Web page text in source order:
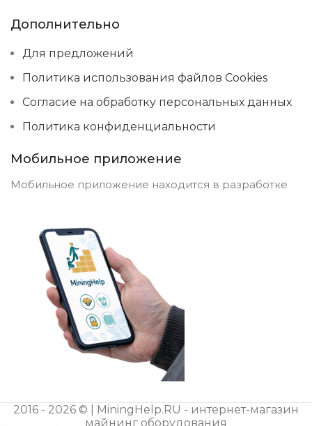
Дополнительно
Для предложений
Политика использования файлов Cookies
Согласие на обработку персональных данных
Политика конфиденциальности
Мобильное приложение
Мобильное приложение находится в разработке
2016 - 2026 © | MiningHelp.RU - интернет-магазин
майнинг оборудования